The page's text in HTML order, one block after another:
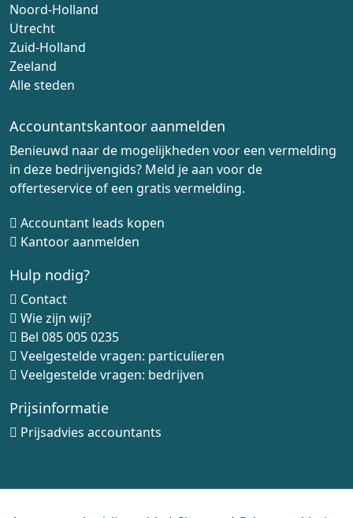
Noord-Holland
Utrecht
Zuid-Holland
Zeeland
Alle steden
Accountantskantoor aanmelden
Benieuwd naar de mogelijkheden voor een vermelding
in deze bedrijvengids? Meld je aan voor de
offerteservice of een gratis vermelding.
Accountant leads kopen
Kantoor aanmelden
Hulp nodig?
Contact
Wie zijn wij?
Bel 085 005 0235
Veelgestelde vragen: particulieren
Veelgestelde vragen: bedrijven
Prijsinformatie
Prijsadvies accountants